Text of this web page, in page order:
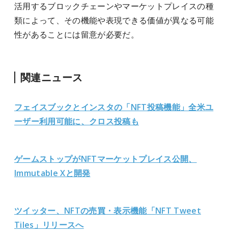
活用するブロックチェーンやマーケットプレイスの種
類によって、その機能や表現できる価値が異なる可能
性があることには留意が必要だ。
関連ニュース
フェイスブックとインスタの「NFT投稿機能」全米ユ
ーザー利用可能に、クロス投稿も
ゲームストップがNFTマーケットプレイス公開、
Immutable Xと開発
ツイッター、NFTの売買・表示機能「NFT Tweet
Tiles」リリースへ